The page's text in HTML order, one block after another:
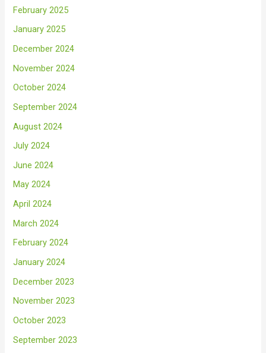
February 2025
January 2025
December 2024
November 2024
October 2024
September 2024
August 2024
July 2024
June 2024
May 2024
April 2024
March 2024
February 2024
January 2024
December 2023
November 2023
October 2023
September 2023